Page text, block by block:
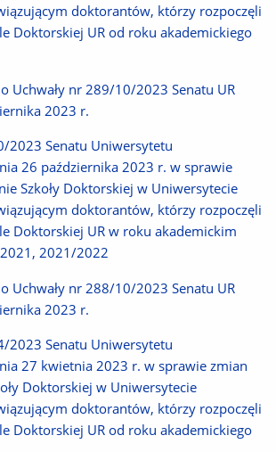
doktorantów, którzy rozpoczęli
Doktorskiej UR od roku akademickiego
Uchwały nr 289/10/2023 Senatu UR
2023 r.
2023 Senatu Uniwersytetu
26 października 2023 r. w sprawie
Szkoły Doktorskiej w Uniwersytecie
doktorantów, którzy rozpoczęli
Doktorskiej UR w roku akademickim
2021/2022
Uchwały nr 288/10/2023 Senatu UR
2023 r.
2023 Senatu Uniwersytetu
27 kwietnia 2023 r. w sprawie zmian
Doktorskiej w Uniwersytecie
doktorantów, którzy rozpoczęli
Doktorskiej UR od roku akademickiego